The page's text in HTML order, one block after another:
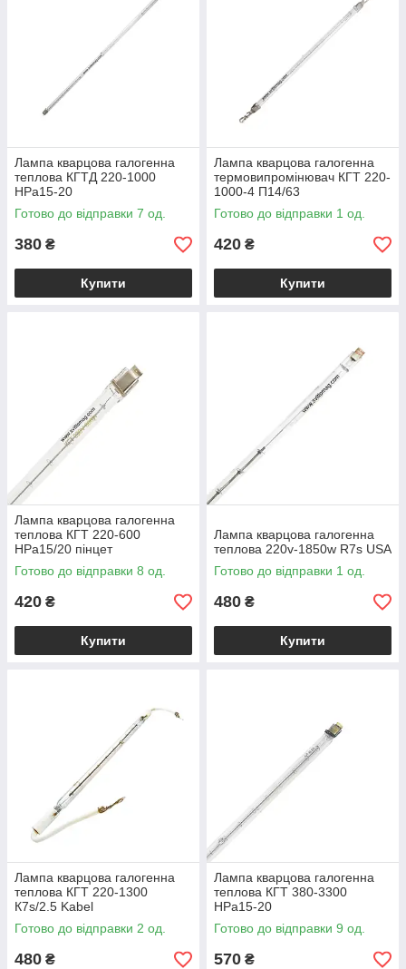
Лампа кварцова галогенна
теплова КГТД 220-1000
НPа15-20
Готово до відправки 7 од.
380 ₴
Купити
Лампа кварцова галогенна
термовипромінювач КГТ 220-
1000-4 П14/63
Готово до відправки 1 од.
420 ₴
Купити
Лампа кварцова галогенна
теплова КГТ 220-600
HPa15/20 пінцет
Готово до відправки 8 од.
420 ₴
Купити
Лампа кварцова галогенна
теплова 220v-1850w R7s USA
Готово до відправки 1 од.
480 ₴
Купити
Лампа кварцова галогенна
теплова КГТ 220-1300
К7s/2.5 Kabel
Готово до відправки 2 од.
480 ₴
Лампа кварцова галогенна
теплова КГТ 380-3300
НPа15-20
Готово до відправки 9 од.
570 ₴